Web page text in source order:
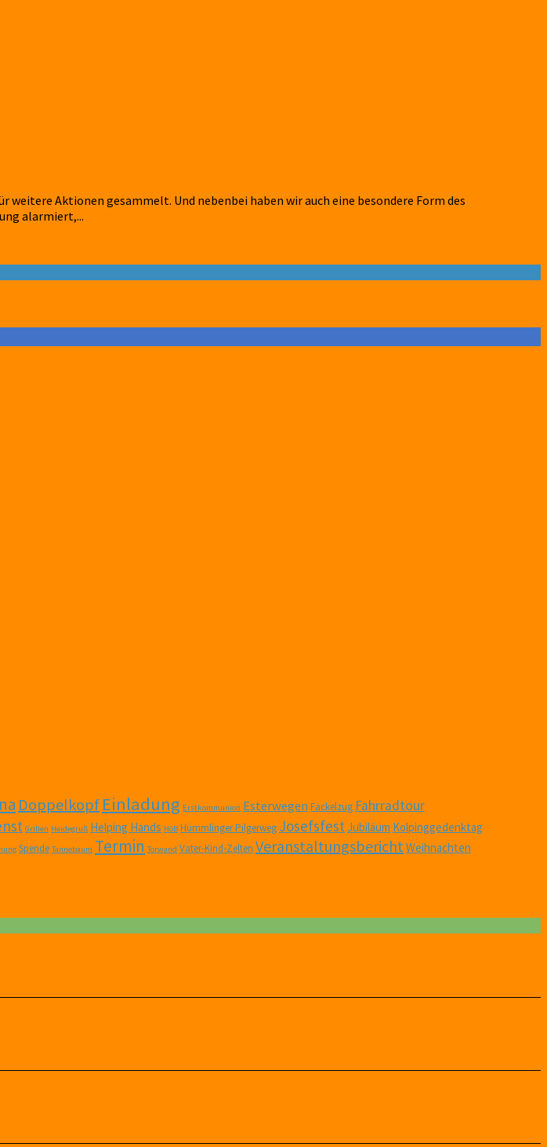
Aktionen gesammelt. Und nebenbei haben wir auch eine besondere Form des
alarmiert,...
Doppelkopf Einladung Erstkommunion Esterwegen Fackelzug Fahrradtour
Grillen Heidegruß Helping Hands HöB Hümmlinger Pilgerweg JosefsfestJubiläum Kolpinggedenktag
Spende Tannebaum Termin Torwand Vater-Kind-Zelten VeranstaltungsberichtWeihnachten